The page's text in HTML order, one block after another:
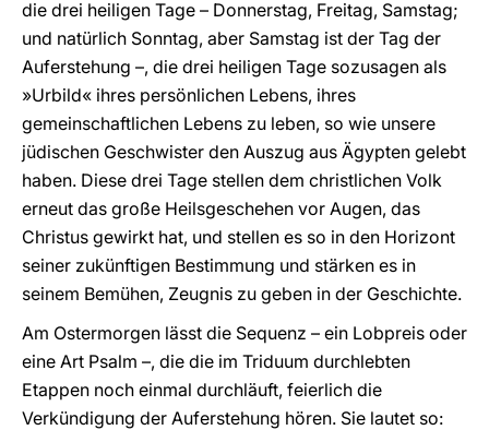
die drei heiligen Tage – Donnerstag, Freitag, Samstag;
und natürlich Sonntag, aber Samstag ist der Tag der
Auferstehung –, die drei heiligen Tage sozusagen als
»Urbild« ihres persönlichen Lebens, ihres
gemeinschaftlichen Lebens zu leben, so wie unsere
jüdischen Geschwister den Auszug aus Ägypten gelebt
haben. Diese drei Tage stellen dem christlichen Volk
erneut das große Heilsgeschehen vor Augen, das
Christus gewirkt hat, und stellen es so in den Horizont
seiner zukünftigen Bestimmung und stärken es in
seinem Bemühen, Zeugnis zu geben in der Geschichte.
Am Ostermorgen lässt die Sequenz – ein Lobpreis oder
eine Art Psalm –, die die im Triduum durchlebten
Etappen noch einmal durchläuft, feierlich die
Verkündigung der Auferstehung hören. Sie lautet so: